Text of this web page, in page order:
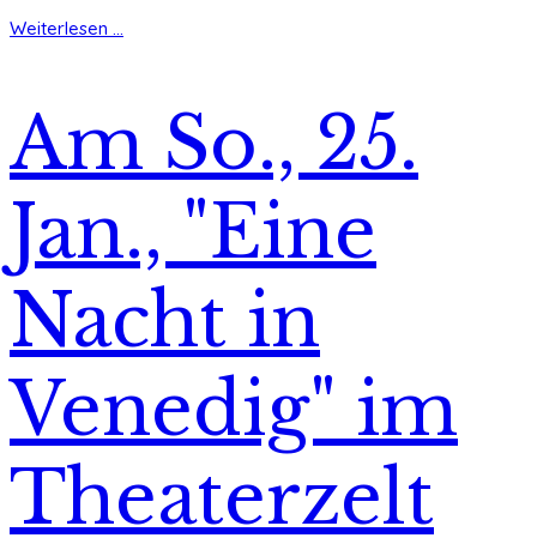
Weiterlesen ...
Am So., 25.
Jan., "Eine
Nacht in
Venedig" im
Theaterzelt